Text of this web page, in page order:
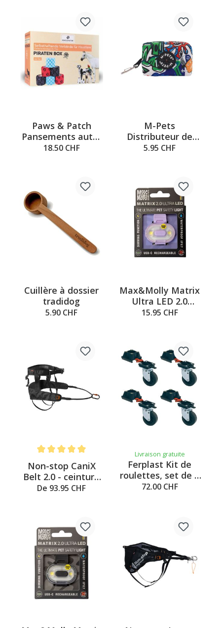
Paws & Patch
Pansements auto-
adhésifs PIRATEN
18.50 CHF
M-Pets
Distributeur de
litière pour chats,
5.95 CHF
Cuillère à dossier
tradidog
5.90 CHF
Max&Molly Matrix
Ultra LED 2.0
lavande
15.95 CHF
Note moyenne de 5 sur 5 étoiles
Non-stop CaniX
Belt 2.0 - ceinture
de cross, noir
De 93.95 CHF
Livraison gratuite
Ferplast Kit de
roulettes, set de 4
pour Atlas
72.00 CHF